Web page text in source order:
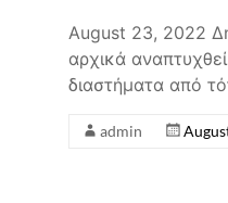
August 23, 2022
αρχικά
διαστήματα από
admin